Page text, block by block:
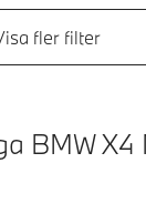
fler filter
BMW X4